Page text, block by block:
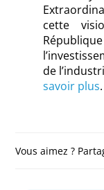
cette
de
savoir plus.
Vous aimez ?